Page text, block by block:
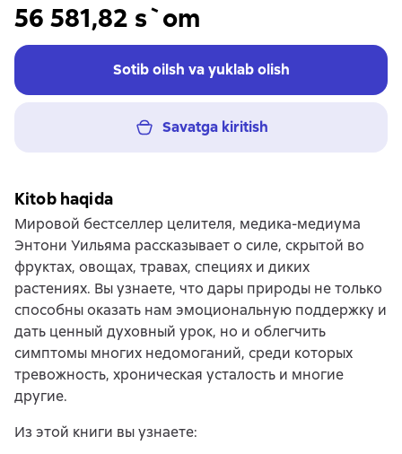
56 581,82 s`om
Sotib oilsh va yuklab olish
Savatga kiritish
Kitob haqida
Мировой бестселлер целителя, медика-медиума
Энтони Уильяма рассказывает о силе, скрытой во
фруктах, овощах, травах, специях и диких
растениях. Вы узнаете, что дары природы не только
способны оказать нам эмоциональную поддержку и
дать ценный духовный урок, но и облегчить
симптомы многих недомоганий, среди которых
тревожность, хроническая усталость и многие
другие.
Из этой книги вы узнаете: